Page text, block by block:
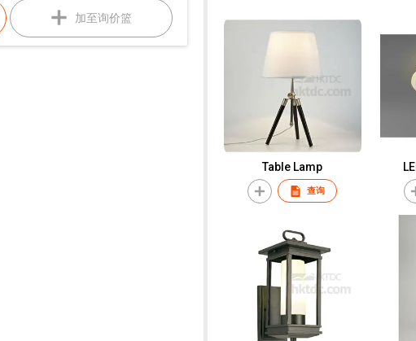
加至询价篮
Table Lamp
查询